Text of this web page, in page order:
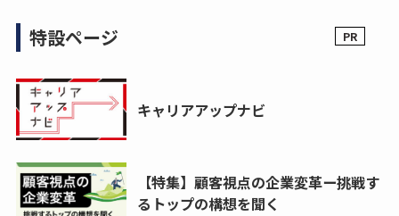
特設ページ
キャリアアップナビ
【特集】顧客視点の企業変革ー挑戦す
るトップの構想を聞く